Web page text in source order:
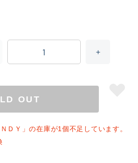
OUT
ＤＹ」の在庫が1個不足しています。